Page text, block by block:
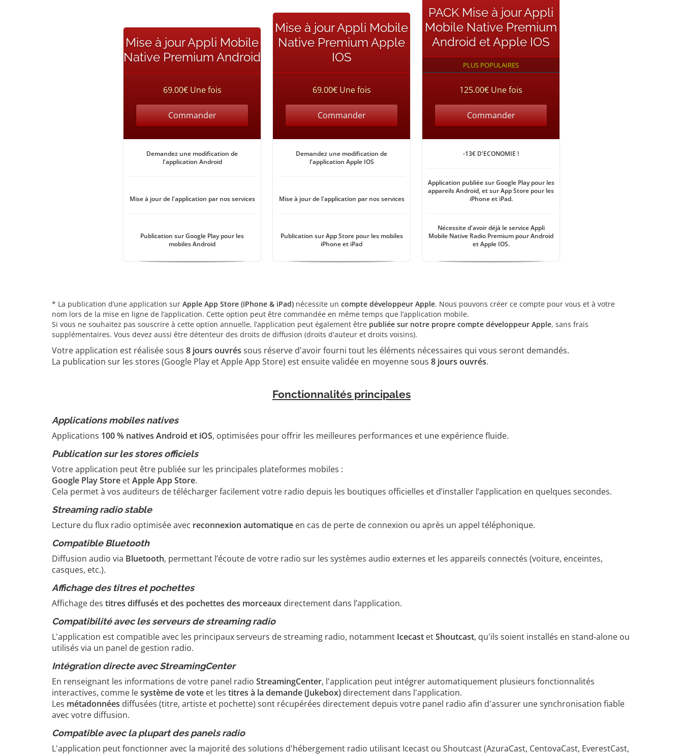
Mise à jour Appli Mobile
Native Premium Android
69.00€ Une fois
Commander
Demandez une modification de
l'application Android
Mise à jour de l'application par nos services
Publication sur Google Play pour les
mobiles Android
Mise à jour Appli Mobile
Native Premium Apple
IOS
69.00€ Une fois
Commander
Demandez une modification de
l'application Apple IOS
Mise à jour de l'application par nos services
Publication sur App Store pour les mobiles
iPhone et iPad
PACK Mise à jour Appli
Mobile Native Premium
Android et Apple IOS
PLUS POPULAIRES
125.00€ Une fois
Commander
-13€ D'ECONOMIE !
Application publiée sur Google Play pour les
appareils Android, et sur App Store pour les
iPhone et iPad.
Nécessite d'avoir déjà le service Appli
Mobile Native Radio Premium pour Android
et Apple IOS.
* La publication d’une application sur Apple App Store (iPhone & iPad) nécessite un compte développeur Apple. Nous pouvons créer ce compte pour vous et à votre
nom lors de la mise en ligne de l’application. Cette option peut être commandée en même temps que l’application mobile.
Si vous ne souhaitez pas souscrire à cette option annuelle, l’application peut également être publiée sur notre propre compte développeur Apple, sans frais
supplémentaires. Vous devez aussi être détenteur des droits de diffusion (droits d'auteur et droits voisins).
Votre application est réalisée sous 8 jours ouvrés sous réserve d'avoir fourni tout les éléments nécessaires qui vous seront demandés.
La publication sur les stores (Google Play et Apple App Store) est ensuite validée en moyenne sous 8 jours ouvrés.
Fonctionnalités principales
Applications mobiles natives
Applications 100 % natives Android et iOS, optimisées pour offrir les meilleures performances et une expérience fluide.
Publication sur les stores officiels
Votre application peut être publiée sur les principales plateformes mobiles :
Google Play Store etApple App Store.
Cela permet à vos auditeurs de télécharger facilement votre radio depuis les boutiques officielles et d’installer l’application en quelques secondes.
Streaming radio stable
Lecture du flux radio optimisée avec reconnexion automatique en cas de perte de connexion ou après un appel téléphonique.
Compatible Bluetooth
Diffusion audio via Bluetooth, permettant l’écoute de votre radio sur les systèmes audio externes et les appareils connectés (voiture, enceintes,
casques, etc.).
Affichage des titres et pochettes
Affichage des titres diffusés et des pochettes des morceaux directement dans l’application.
Compatibilité avec les serveurs de streaming radio
L'application est compatible avec les principaux serveurs de streaming radio, notamment Icecast etShoutcast, qu'ils soient installés en stand-alone ou
utilisés via un panel de gestion radio.
Intégration directe avec StreamingCenter
En renseignant les informations de votre panel radio StreamingCenter, l'application peut intégrer automatiquement plusieurs fonctionnalités
interactives, comme lesystème de vote et les titres à la demande (Jukebox) directement dans l'application.
Les métadonnées diffusées (titre, artiste et pochette) sont récupérées directement depuis votre panel radio afin d'assurer une synchronisation fiable
avec votre diffusion.
Compatible avec la plupart des panels radio
L'application peut fonctionner avec la majorité des solutions d'hébergement radio utilisant Icecast ou Shoutcast (AzuraCast, CentovaCast, EverestCast,